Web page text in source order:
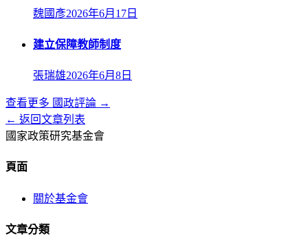
魏國彥2026年6月17日
建立保障教師制度
張瑞雄2026年6月8日
查看更多 國政評論 →
← 返回文章列表
國家政策研究基金會
頁面
關於基金會
文章分類